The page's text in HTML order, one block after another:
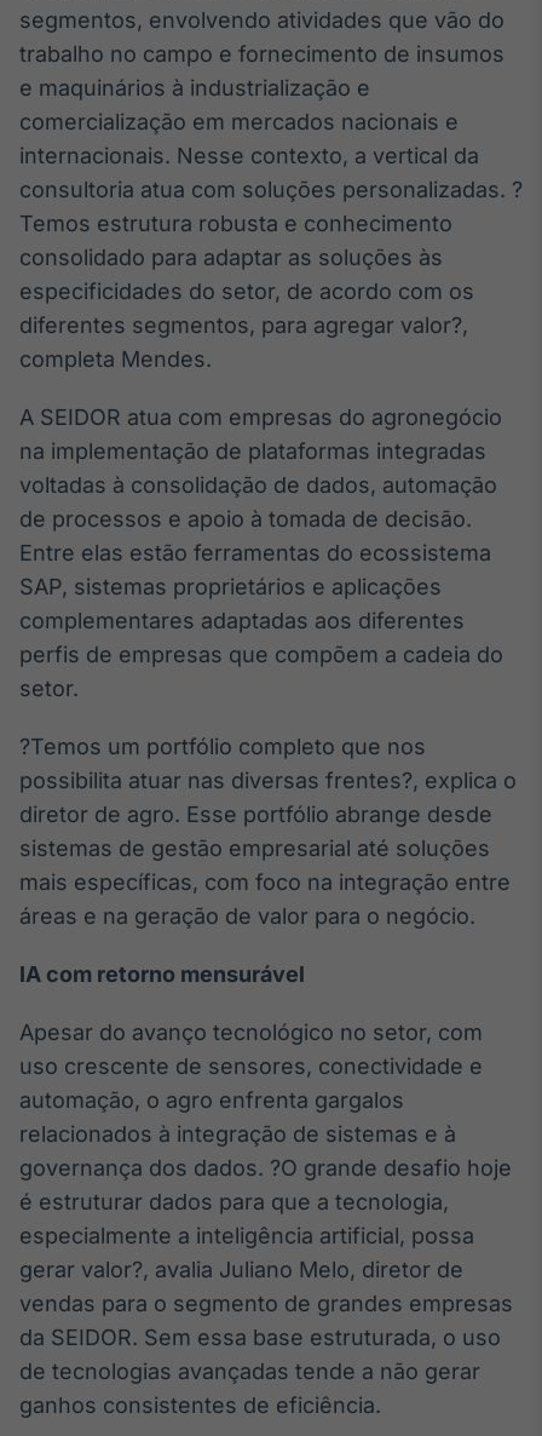
Broadcast
Radar
Monitoramento
inteligente de
notícias e
Broadcast
Fundos
A melhor
plataforma para
analisar fundos
de investimento
Em breve
BroadFast
Em breve
Gestão de
Investimentos
Em breve
Tokenização
Em breve
Crédito
Em breve
segmentos, envolvendo atividades que vão do
trabalho no campo e fornecimento de insumos
e maquinários à industrialização e
comercialização em mercados nacionais e
internacionais. Nesse contexto, a vertical da
consultoria atua com soluções personalizadas. ?
Temos estrutura robusta e conhecimento
consolidado para adaptar as soluções às
especificidades do setor, de acordo com os
diferentes segmentos, para agregar valor?,
completa Mendes.
A SEIDOR atua com empresas do agronegócio
na implementação de plataformas integradas
voltadas à consolidação de dados, automação
de processos e apoio à tomada de decisão.
Entre elas estão ferramentas do ecossistema
SAP, sistemas proprietários e aplicações
complementares adaptadas aos diferentes
perfis de empresas que compõem a cadeia do
setor.
?Temos um portfólio completo que nos
possibilita atuar nas diversas frentes?, explica o
diretor de agro. Esse portfólio abrange desde
sistemas de gestão empresarial até soluções
mais específicas, com foco na integração entre
áreas e na geração de valor para o negócio.
IA com retorno mensurável
Apesar do avanço tecnológico no setor, com
uso crescente de sensores, conectividade e
automação, o agro enfrenta gargalos
relacionados à integração de sistemas e à
governança dos dados. ?O grande desafio hoje
é estruturar dados para que a tecnologia,
especialmente a inteligência artificial, possa
gerar valor?, avalia Juliano Melo, diretor de
vendas para o segmento de grandes empresas
da SEIDOR. Sem essa base estruturada, o uso
de tecnologias avançadas tende a não gerar
ganhos consistentes de eficiência.